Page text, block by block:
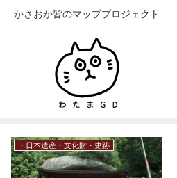
かさおか皆のマッププロジェクト
・飲食店